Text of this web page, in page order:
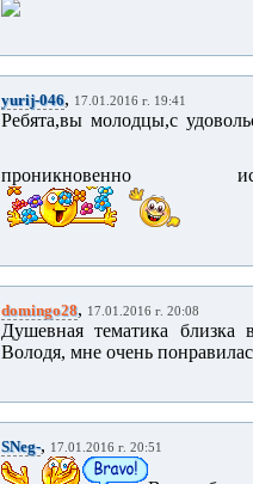
yurij-046, 17.01.2016 г. 19:41
Ребята,вы молодцы,с
проникновенно
domingo28, 17.01.2016 г. 20:08
Душевная тематика близка
Володя, мне очень
SNeg-, 17.01.2016 г. 20:51